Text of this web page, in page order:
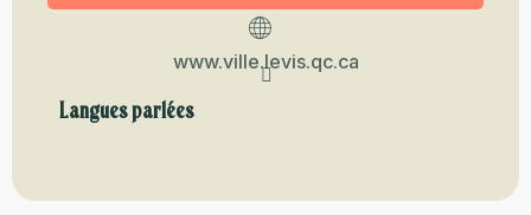
www.ville.levis.qc.ca
Langues parlées
Langues parlées